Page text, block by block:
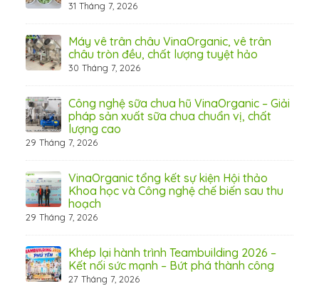
31 Tháng 7, 2026
Máy vê trân châu VinaOrganic, vê trân
châu tròn đều, chất lượng tuyệt hảo
30 Tháng 7, 2026
Công nghệ sữa chua hũ VinaOrganic – Giải
pháp sản xuất sữa chua chuẩn vị, chất
lượng cao
29 Tháng 7, 2026
VinaOrganic tổng kết sự kiện Hội thảo
Khoa học và Công nghệ chế biến sau thu
hoạch
29 Tháng 7, 2026
Khép lại hành trình Teambuilding 2026 –
Kết nối sức mạnh – Bứt phá thành công
27 Tháng 7, 2026